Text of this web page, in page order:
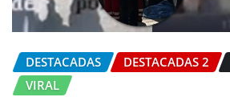
DESTACADAS DESTACADAS 2
VIRAL